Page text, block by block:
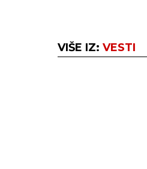
VIŠE IZ: VESTI